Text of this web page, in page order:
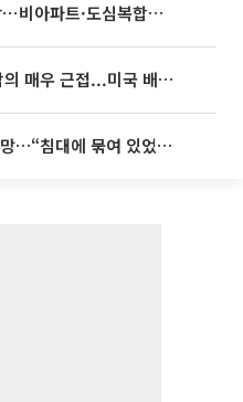
영끌 '주택공급' 대책 임박⋯비아파트·도심복합까지 총동원
이란 “호르무즈 새 항로 합의 매우 근접...미국 배상 먼저”
천안 교회서 11세 아동 사망…“침대에 묶여 있었다” 진술 확보